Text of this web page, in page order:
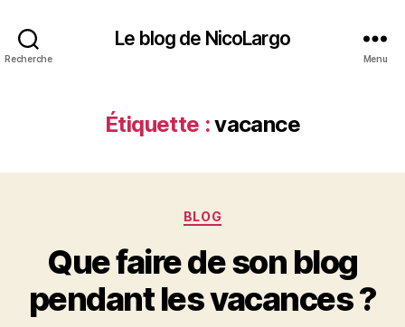
Recherche
Le blog de NicoLargo
Menu
Étiquette :vacance
Catégories
BLOG
Que faire de son blog
pendant les vacances ?